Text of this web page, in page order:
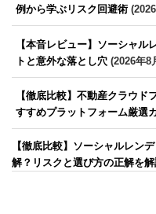
例から学ぶリスク回避術
【本音レビュー】ソーシャ
トと意外な落とし穴 (2026年8
【徹底比較】不動産クラウ
すすめプラットフォーム厳選
【徹底比較】ソーシャルレン
解？リスクと選び方の正解を